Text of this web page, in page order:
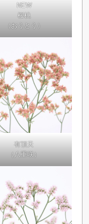
NEW
桜桃
（おうとう）
有頂天
（八重咲）